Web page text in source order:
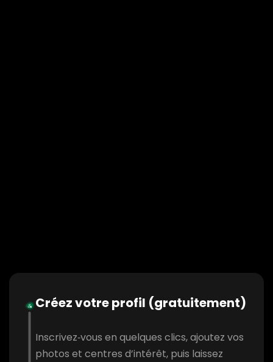
Créez votre profil (gratuitement)
Inscrivez‑vous en quelques clics, ajoutez vos
photos et centres d’intérêt, puis laissez